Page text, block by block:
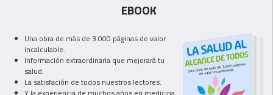
EBOOK
Una obra de más de 3.000 páginas de valor
incalculable.
Información extraordinaria que mejorará tu
salud.
La satisfación de todos nuestros lectores.